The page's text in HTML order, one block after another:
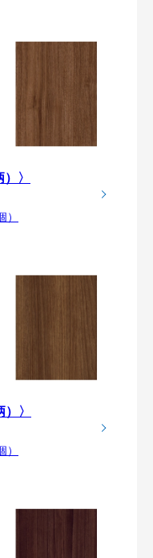
〉
〉